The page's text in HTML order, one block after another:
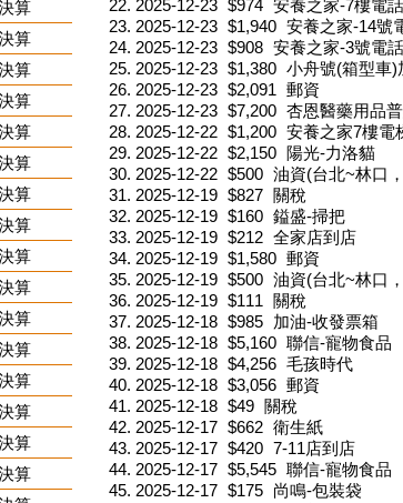
算
算
算
算
算
算
算
算
算
算
算
算
算
算
算
算
2025-12-23 $974 安養之家-7樓電
2025-12-23 $1,940 安養之家-14號
2025-12-23 $908 安養之家-3號電
2025-12-23 $1,380 小舟號(箱型車)
2025-12-23 $2,091 郵資
2025-12-23 $7,200 杏恩醫藥用品
2025-12-22 $1,200 安養之家7樓電
2025-12-22 $2,150
陽光-力洛貓
2025-12-22 $500 油資(台北~林口
2025-12-19 $827
關稅
2025-12-19 $160 鎰盛-掃把
2025-12-19 $212 全家店到店
2025-12-19 $1,580 郵資
2025-12-19 $500 油資(台北~林口
2025-12-19 $111
關稅
2025-12-18 $985
加油-收發票箱
2025-12-18 $5,160 聯信-寵物食品
2025-12-18 $4,256 毛孩時代
2025-12-18 $3,056 郵資
2025-12-18 $49
關稅
2025-12-17 $662 衛生紙
2025-12-17 $420 7-11店到店
2025-12-17 $5,545 聯信-寵物食品
2025-12-17 $175
尚鳴-包裝袋